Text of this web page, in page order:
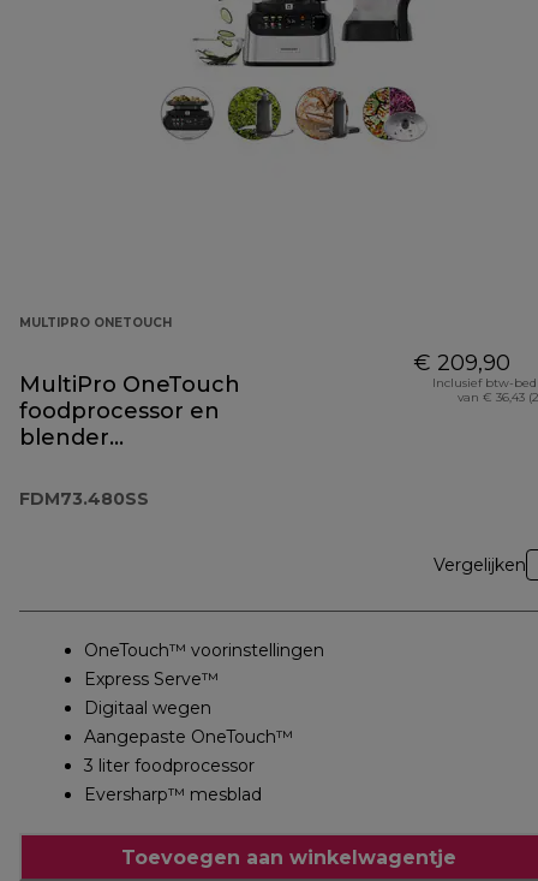
MULTIPRO ONETOUCH
MultiPro OneTouch
foodprocessor en
blender
FDM73.480SS
€ 209,90
Inclusief btw-
van € 36,43
Vergelijken
OneTouch™ voorinstellingen
Express Serve™
Digitaal wegen
Aangepaste OneTouch™
3 liter foodprocessor
Eversharp™ mesblad
Toevoegen aan winkelwagentje